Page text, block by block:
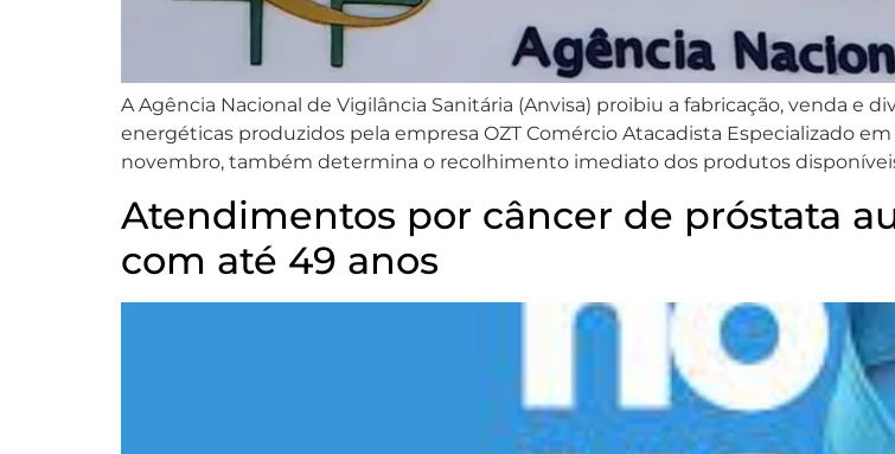
A Agência Nacional de Vigilância Sanitária (Anvisa) proibiu a fabricação, venda e
energéticas produzidos pela empresa OZT Comércio Atacadista Especializado
novembro, também determina o recolhimento imediato dos produtos
Atendimentos por câncer de próstata
com até 49 anos